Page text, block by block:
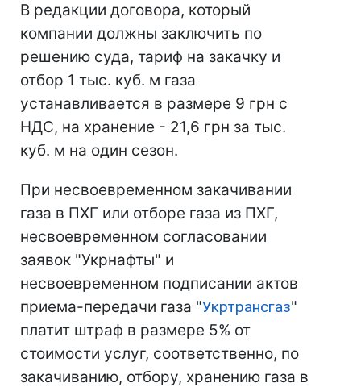
В редакции договора, который
компании должны заключить по
решению суда, тариф на закачку и
отбор 1 тыс. куб. м газа
устанавливается в размере 9 грн с
НДС, на хранение - 21,6 грн за тыс.
куб. м на один сезон.
При несвоевременном закачивании
газа в ПХГ или отборе газа из ПХГ,
несвоевременном согласовании
заявок "Укрнафты" и
несвоевременном подписании актов
приема-передачи газа "Укртрансгаз"
платит штраф в размере 5% от
стоимости услуг, соответственно, по
закачиванию, отбору, хранению газа в